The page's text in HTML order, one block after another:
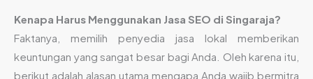
Kenapa Harus Menggunakan Jasa SEO di Singaraja?
Faktanya, memilih penyedia jasa lokal memberikan
keuntungan yang sangat besar bagi Anda. Oleh karena itu,
berikut adalah alasan utama mengapa Anda wajib bermitra